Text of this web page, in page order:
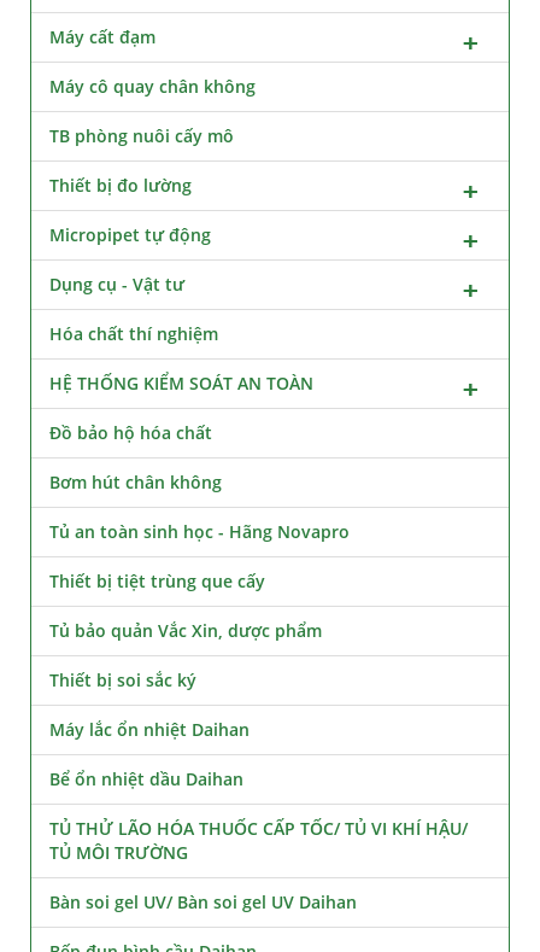
Máy cất đạm
Máy cô quay chân không
TB phòng nuôi cấy mô
Thiết bị đo lường
Micropipet tự động
Dụng cụ - Vật tư
Hóa chất thí nghiệm
HỆ THỐNG KIỂM SOÁT AN TOÀN
Đồ bảo hộ hóa chất
Bơm hút chân không
Tủ an toàn sinh học - Hãng Novapro
Thiết bị tiệt trùng que cấy
Tủ bảo quản Vắc Xin, dược phẩm
Thiết bị soi sắc ký
Máy lắc ổn nhiệt Daihan
Bể ổn nhiệt dầu Daihan
TỦ THỬ LÃO HÓA THUỐC CẤP TỐC/ TỦ VI KHÍ HẬU/
TỦ MÔI TRƯỜNG
Bàn soi gel UV/ Bàn soi gel UV Daihan